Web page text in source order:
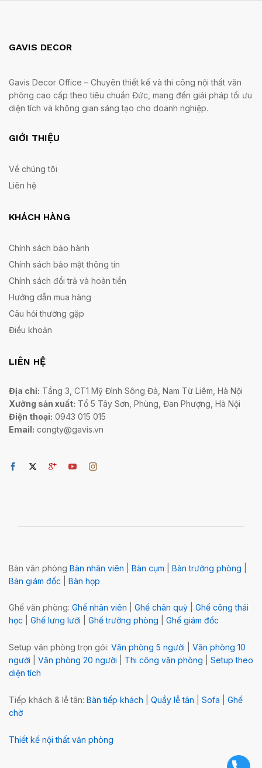
GAVIS DECOR
Gavis Decor Office – Chuyên thiết kế và thi công nội thất văn
phòng cao cấp theo tiêu chuẩn Đức, mang đến giải pháp tối ưu
diện tích và không gian sáng tạo cho doanh nghiệp.
GIỚI THIỆU
Về chúng tôi
Liên hệ
KHÁCH HÀNG
Chính sách bảo hành
Chính sách bảo mật thông tin
Chính sách đổi trả và hoàn tiền
Hướng dẫn mua hàng
Câu hỏi thường gặp
Điều khoản
LIÊN HỆ
Địa chỉ: Tầng 3, CT1 Mỹ Đình Sông Đà, Nam Từ Liêm, Hà Nội
Xưởng sản xuất: Tổ 5 Tây Sơn, Phùng, Đan Phượng, Hà Nội
Điện thoại: 0943 015 015
Email: congty@gavis.vn
Bàn văn phòng Bàn nhân viên Bàn cụm Bàn trưởng phòng
Bàn giám đốc
Bàn họp
Ghế văn phòng: Ghế nhân viên Ghế chân quỳ
Ghế công thái
học
Ghế lưng lưới Ghế trưởng phòng Ghế giám đốc
Setup văn phòng trọn gói: Văn phòng 5 người
Văn phòng 10
người
Văn phòng 20 người Thi công văn phòng
Setup theo
diện tích
Tiếp khách & lễ tân: Bàn tiếp khách Quầy lễ tân Sofa
Ghế
chờ
Thiết kế nội thất văn phòng